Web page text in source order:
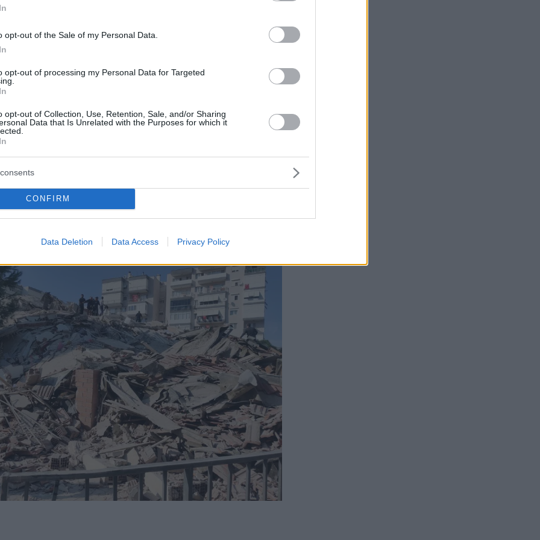
opt-out of the Sale of my Personal Data.
opt-out of processing my Personal Data for Targeted
opt-out of Collection, Use, Retention, Sale, and/or Sharing
Data that Is Unrelated with the Purposes for which it
CONFIRM
Data Deletion Data Access Privacy Policy
έπληξε κυρίως στο Μπαϊρακλί, μια περιοχή
300.000 άνθρωποι και η οποία γνώρισε
τα τελευταία χρόνια. Η υπηρεσία
(AFAD) της Τουρκίας ανέφερε ότι
σήμερα σε οκτώ από αυτά.
πόσοι άνθρωποι παραμένουν εγκλωβισμένοι,
αρνήθηκε «να κάνει εικασίες».